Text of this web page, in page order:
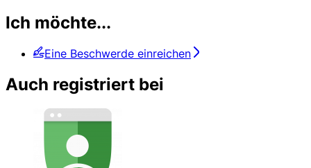
Ich möchte...
Eine Beschwerde einreichen
Auch registriert bei